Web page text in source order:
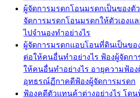
ผู้จัดการมรดกโอนมรดกเป็นของตัว
จัดการมรดกโอนมรดกให้ตัวเองแ
ไปจำนองทำอย่างไร
ผู้จัดการมรดกแอบโอนที่ดินเป็นขอ
ต่อให้คนอื่นทำอย่างไร ฟ้องผู้จัดก
ให้คนอื่นทำอย่างไร อายุความฟ้อง
อุทธรณ์ฏีกาคดีฟ้องผู้จัดการมรดก
ฟ้องคดีตัวแทนค้าต่างอย่างไร โด